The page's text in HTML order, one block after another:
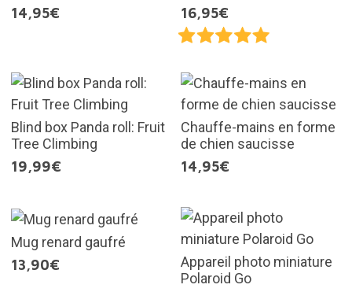
14,95€
16,95€
Blind box Panda roll: Fruit
Tree Climbing
19,99€
Chauffe-mains en forme
de chien saucisse
14,95€
Mug renard gaufré
13,90€
Appareil photo miniature
Polaroid Go